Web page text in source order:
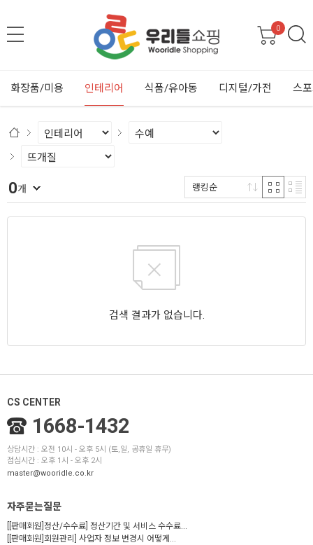
0
화장품/미용 인테리어 식품/유아동 디지털/가전 스
0개 랭킹순
검색 결과가 없습니다.
CS CENTER
1668-1432
상담시간 : 오전 10시 - 오후 5시 (토,일, 공휴일 휴무)
점심시간 : 오후 1시 - 오후 2시
master@wooridle.co.kr
자주묻는질문
[[판매회원]정산/수수료] 정산기간 및 서비스 수수료...
[[판매회원]회원관리] 사업자 정보 변경시 어떻게...